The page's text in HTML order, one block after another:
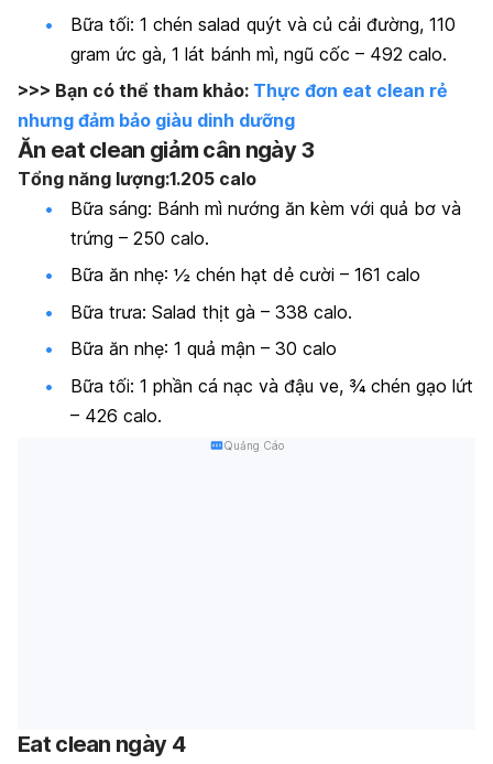
Bữa tối: 1 chén salad quýt và củ cải đường, 110
gram ức gà, 1 lát bánh mì, ngũ cốc – 492 calo.
>>> Bạn có thể tham khảo: Thực đơn eat clean rẻ
nhưng đảm bảo giàu dinh dưỡng
Ăn eat clean giảm cân ngày 3
Tổng năng lượng:1.205 calo
Bữa sáng: Bánh mì nướng ăn kèm với quả bơ và
trứng – 250 calo.
Bữa ăn nhẹ: ½ chén hạt dẻ cười – 161 calo
Bữa trưa: Salad thịt gà – 338 calo.
Bữa ăn nhẹ: 1 quả mận – 30 calo
Bữa tối: 1 phần cá nạc và đậu ve, ¾ chén gạo lứt
– 426 calo.
Quảng Cáo
Eat clean ngày 4